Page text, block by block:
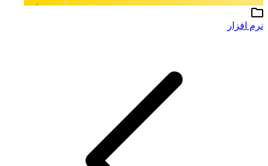
نرم افزار